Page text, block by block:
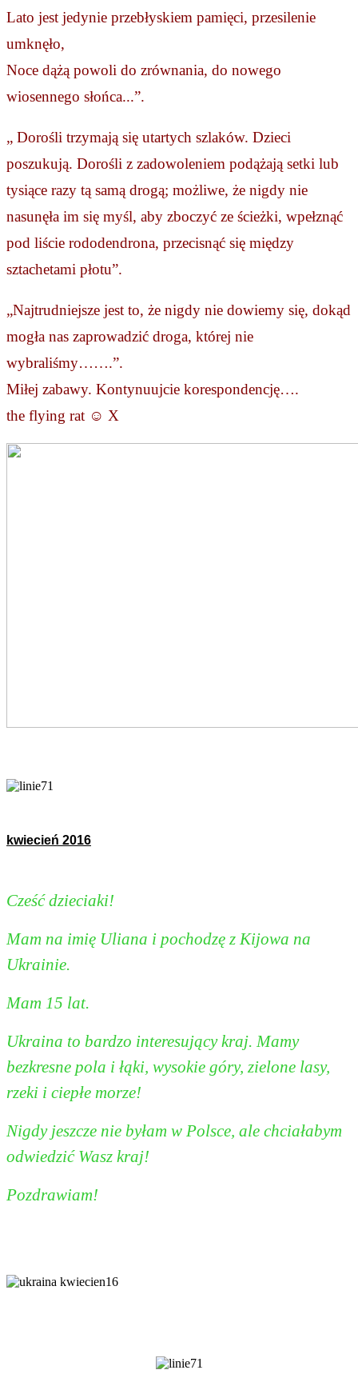
Lato jest jedynie przebłyskiem pamięci, przesilenie
umknęło,
Noce dążą powoli do zrównania, do nowego
wiosennego słońca...”.
„ Dorośli trzymają się utartych szlaków. Dzieci
poszukują. Dorośli z zadowoleniem podążają setki lub
tysiące razy tą samą drogą; możliwe, że nigdy nie
nasunęła im się myśl, aby zboczyć ze ścieżki, wpełznąć
pod liście rododendrona, przecisnąć się między
sztachetami płotu”.
„Najtrudniejsze jest to, że nigdy nie dowiemy się, dokąd
mogła nas zaprowadzić droga, której nie
wybraliśmy…….”.
Miłej zabawy. Kontynuujcie korespondencję….
the flying rat ☺ X
kwiecień 2016
Cześć dzieciaki!
Mam na imię Uliana i pochodzę z Kijowa na
Ukrainie.
Mam 15 lat.
Ukraina to bardzo interesujący kraj. Mamy
bezkresne pola i łąki, wysokie góry, zielone lasy,
rzeki i ciepłe morze!
Nigdy jeszcze nie byłam w Polsce, ale chciałabym
odwiedzić Wasz kraj!
Pozdrawiam!